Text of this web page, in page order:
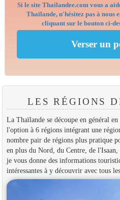
Si le site Thailandee.com vous a
Thaïlande, n'hésitez pas à nous
cliquant sur le bouton ci-
LES RÉGIONS
La Thaïlande se découpe en général
l'option à 6 régions intégrant une
nombre pair de régions plus pratique
en plus du Nord, du Centre, de
je vous donne des informations
intéressantes à y découvrir avec tous